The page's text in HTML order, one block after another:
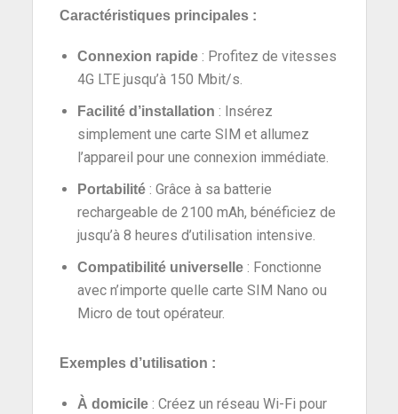
Caractéristiques principales :
Connexion rapide: Profitez de vitesses
4G LTE jusqu’à 150 Mbit/s.
Facilité d’installation : Insérez
simplement une carte SIM et allumez
l’appareil pour une connexion immédiate.
Portabilité: Grâce à sa batterie
rechargeable de 2100 mAh, bénéficiez de
jusqu’à 8 heures d’utilisation intensive.
Compatibilité universelle: Fonctionne
avec n’importe quelle carte SIM Nano ou
Micro de tout opérateur.
Exemples d’utilisation :
À domicile: Créez un réseau Wi-Fi pour